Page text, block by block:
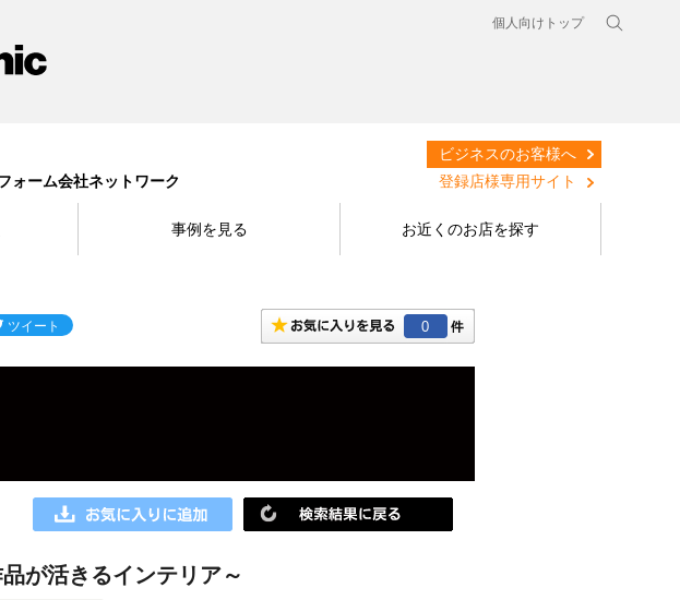
個人向けトップ
ォーム会社ネットワーク
ビジネスのお客様へ
登録店様専用サイト
事例を見る お近くのお店を探す
0
が活きるインテリア～